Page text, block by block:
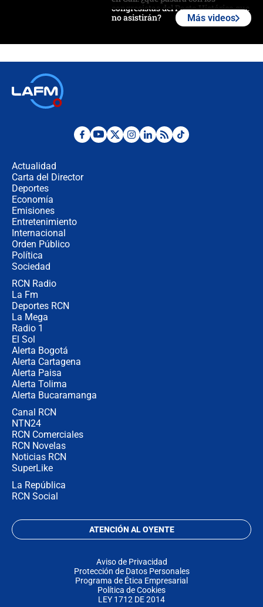
congresistas del Pacto Histórico que
no asistirán?
¿Por qué De la Espriella gobernará
Más videos
Actualidad
Carta del Director
Deportes
Economía
Emisiones
Entretenimiento
Internacional
Orden Público
Política
Sociedad
RCN Radio
La Fm
Deportes RCN
La Mega
Radio 1
El Sol
Alerta Bogotá
Alerta Cartagena
Alerta Paisa
Alerta Tolima
Alerta Bucaramanga
Canal RCN
NTN24
RCN Comerciales
RCN Novelas
Noticias RCN
SuperLike
La República
RCN Social
ATENCIÓN AL OYENTE
Aviso de Privacidad
Protección de Datos Personales
Programa de Ética Empresarial
Política de Cookies
LEY 1712 DE 2014